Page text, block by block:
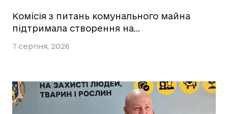
Комісія з питань комунального майна
підтримала створення на…
7 серпня, 2026